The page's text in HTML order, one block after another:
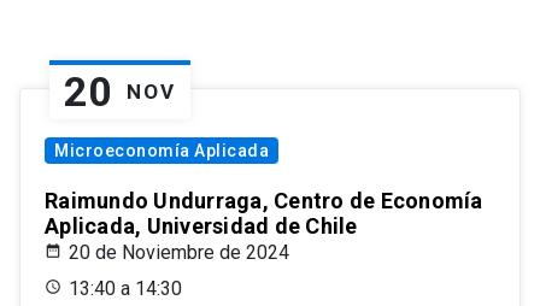
20 NOV
Microeconomía Aplicada
Raimundo Undurraga, Centro de Economía
Aplicada, Universidad de Chile
20 de Noviembre de 2024
13:40 a 14:30